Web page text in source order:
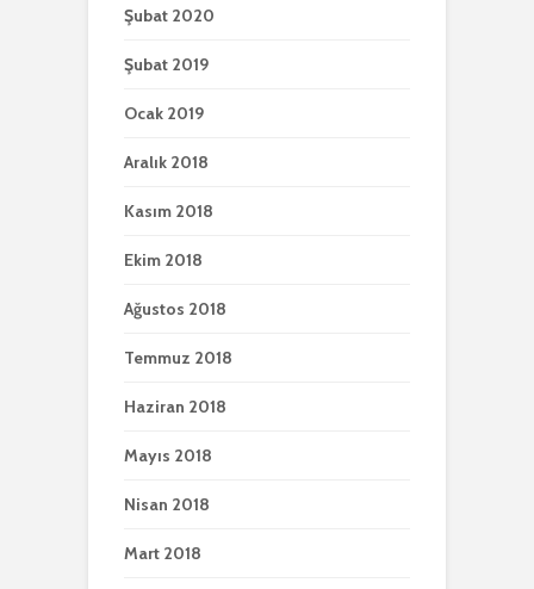
Şubat 2020
Şubat 2019
Ocak 2019
Aralık 2018
Kasım 2018
Ekim 2018
Ağustos 2018
Temmuz 2018
Haziran 2018
Mayıs 2018
Nisan 2018
Mart 2018